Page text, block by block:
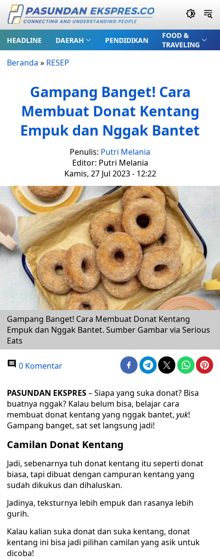
HEADLINE DAERAH PENDIDIKAN
FOOD &
TRAVELING
Beranda » RESEP
Gampang Banget! Cara
Membuat Donat Kentang
Empuk dan Nggak Bantet
Penulis: Putri Melania
Editor: Putri Melania
Kamis, 27 Jul 2023 - 12:22
Gampang Banget! Cara Membuat Donat Kentang
Empuk dan Nggak Bantet. Sumber Gambar via Serious
Eats
0 Komentar
PASUNDAN EKSPRES– Siapa yang suka donat? Bisa
buatnya nggak? Kalau belum bisa, belajar cara
membuat donat kentang yang nggak bantet, yuk!
Gampang banget, sat set langsung jadi!
Camilan Donat Kentang
Jadi, sebenarnya tuh donat kentang itu seperti donat
biasa, tapi dibuat dengan campuran kentang yang
sudah dikukus dan dihaluskan.
Jadinya, teksturnya lebih empuk dan rasanya lebih
gurih.
Kalau kalian suka donat dan suka kentang, donat
kentang ini bisa jadi pilihan camilan yang asik untuk
dicoba!